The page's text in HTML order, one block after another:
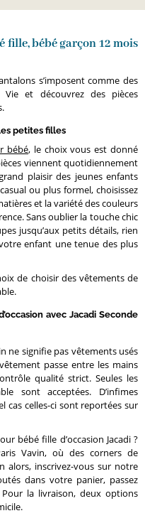
fille, bébé garçon 12 mois
s’imposent comme des
Vie et découvrez des pièces
petites filles
bébé, le choix vous est donné
viennent quotidiennement
plaisir des jeunes enfants
ou plus formel, choisissez
et la variété des couleurs
Sans oublier la touche chic
jusqu’aux petits détails, rien
enfant une tenue des plus
de choisir des vêtements de
avec Jacadi Seconde
ne signifie pas vêtements usés
passe entre les mains
qualité strict. Seules les
sont acceptées. D’infimes
cas celles-ci sont reportées sur
bébé fille d’occasion Jacadi ?
Vavin, où des corners de
alors, inscrivez-vous sur notre
dans votre panier, passez
la livraison, deux options